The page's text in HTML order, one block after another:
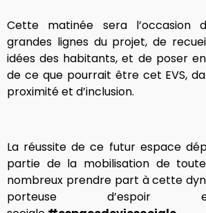
Cette matinée sera l’occasion
grandes lignes du projet, de
idées des habitants, et de poser
de ce que pourrait être cet EVS,
proximité et d’inclusion.
La réussite de ce futur espace
partie de la mobilisation de
nombreux prendre part à cette
porteuse d’espoir